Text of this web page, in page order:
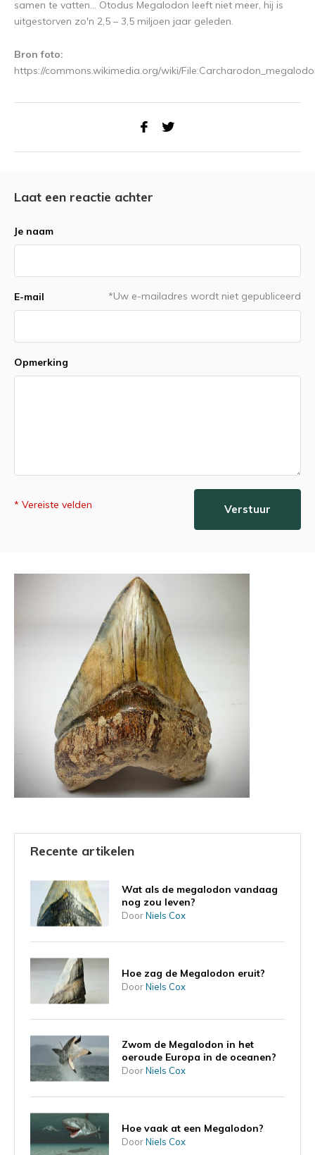
samen te vatten... Otodus Megalodon leeft niet meer, hij is
uitgestorven zo'n 2,5 – 3,5 miljoen jaar geleden.
Bron foto:
https://commons.wikimedia.org/wiki/
Laat een reactie achter
Je naam
E-mail *Uw e-mailadres wordt niet gepubliceerd
Opmerking
* Vereiste velden Verstuur
Recente artikelen
Wat als de megalodon vandaag
nog zou leven?
DoorNiels Cox
Hoe zag de Megalodon eruit?
DoorNiels Cox
Zwom de Megalodon in het
oeroude Europa in de oceanen?
DoorNiels Cox
Hoe vaak at een Megalodon?
DoorNiels Cox